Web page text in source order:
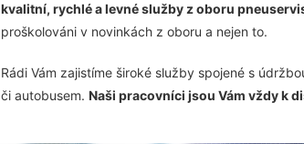
kvalitní, rychlé a levné služby z oboru
proškolováni v novinkách z oboru a nejen to.
Rádi Vám zajistíme široké služby spojené s
či autobusem. Naši pracovníci jsou Vám vždy k